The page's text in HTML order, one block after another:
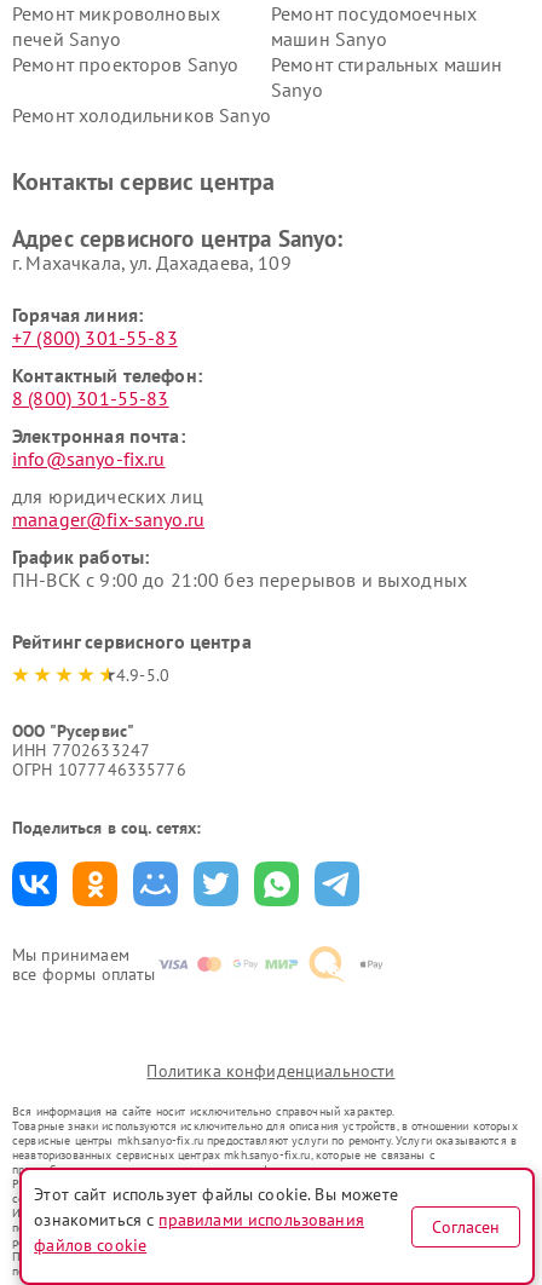
Мы принимаем
все формы оплаты
Ремонт микроволновых
печей Sanyo
Ремонт посудомоечных
машин Sanyo
Ремонт проекторов Sanyo
Ремонт стиральных машин
Sanyo
Ремонт холодильников Sanyo
Контакты сервис центра
Адрес сервисного центра Sanyo:
г. Махачкала, ул. Дахадаева, 109
Горячая линия:
+7 (800) 301-55-83
Контактный телефон:
8 (800) 301-55-83
Электронная почта:
info@sanyo-fix.ru
для юридических лиц
manager@fix-sanyo.ru
График работы:
ПН-ВСК с 9:00 до 21:00 без перерывов и выходных
Рейтинг сервисного центра
4.9-5.0
ООО "Русервис"
ИНН 7702633247
ОГРН 1077746335776
Поделиться в соц. сетях:
Политика конфиденциальности
Вся информация на сайте носит исключительно справочный характер.
Товарные знаки используются исключительно для описания устройств, в отношении которых
сервисные центры mkh.sanyo-fix.ru предоставляют услуги по ремонту. Услуги оказываются в
неавторизованных сервисных центрах mkh.sanyo-fix.ru, которые не связаны с
правообладателями товарных знаков или их официальными представителями.
Ремонт осуществляется для устройств, уже введенных в гражданский оборот в соответствии
со статьей 1487 ГК РФ.
Использование товарных знаков не преследует цели индивидуализации услуг или введения
потребителей в заблуждение, а служит для информирования о предоставляемых услугах по
ремонту техники указанных брендов.
Представленная на сайте информация не является публичной офертой, определяемой
положениями Статьи 437(2) Гражданского кодекса РФ
Этот сайт использует файлы cookie. Вы можете
ознакомиться с правилами использования
файлов cookie
Согласен